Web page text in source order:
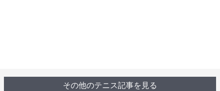
その他のテニス記事を見る